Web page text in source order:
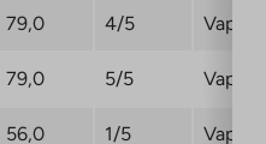
79,0 4/5 Vapaa
79,0 5/5 Vapaa
56,0 1/5